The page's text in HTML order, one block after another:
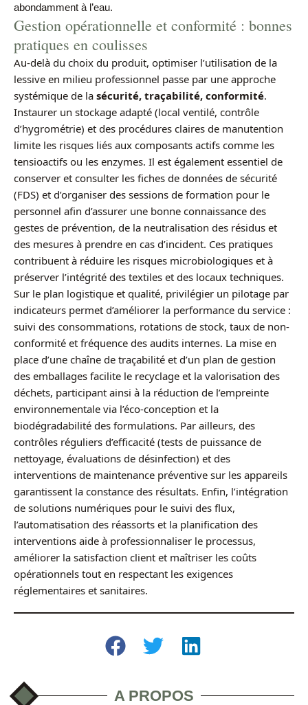
abondamment à l’eau.
Gestion opérationnelle et conformité : bonnes
pratiques en coulisses
Au-delà du choix du produit, optimiser l’utilisation de la
lessive en milieu professionnel passe par une approche
systémique de la sécurité, traçabilité, conformité.
Instaurer un stockage adapté (local ventilé, contrôle
d’hygrométrie) et des procédures claires de manutention
limite les risques liés aux composants actifs comme les
tensioactifs ou les enzymes. Il est également essentiel de
conserver et consulter les fiches de données de sécurité
(FDS) et d’organiser des sessions de formation pour le
personnel afin d’assurer une bonne connaissance des
gestes de prévention, de la neutralisation des résidus et
des mesures à prendre en cas d’incident. Ces pratiques
contribuent à réduire les risques microbiologiques et à
préserver l’intégrité des textiles et des locaux techniques.
Sur le plan logistique et qualité, privilégier un pilotage par
indicateurs permet d’améliorer la performance du service :
suivi des consommations, rotations de stock, taux de non-
conformité et fréquence des audits internes. La mise en
place d’une chaîne de traçabilité et d’un plan de gestion
des emballages facilite le recyclage et la valorisation des
déchets, participant ainsi à la réduction de l’empreinte
environnementale via l’éco-conception et la
biodégradabilité des formulations. Par ailleurs, des
contrôles réguliers d’efficacité (tests de puissance de
nettoyage, évaluations de désinfection) et des
interventions de maintenance préventive sur les appareils
garantissent la constance des résultats. Enfin, l’intégration
de solutions numériques pour le suivi des flux,
l’automatisation des réassorts et la planification des
interventions aide à professionnaliser le processus,
améliorer la satisfaction client et maîtriser les coûts
opérationnels tout en respectant les exigences
réglementaires et sanitaires.
A PROPOS